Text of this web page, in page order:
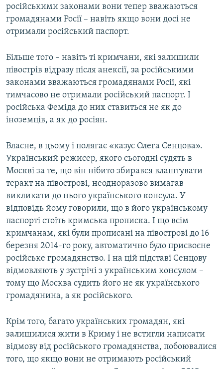
російськими законами вони тепер вважаються
громадянами Росії – навіть якщо вони досі не
отримали російський паспорт.
Більше того – навіть ті кримчани, які залишили
півострів відразу після анексії, за російськими
законами вважаються громадянами Росії, які
тимчасово не отримали російський паспорт. І
російська Феміда до них ставиться не як до
іноземців, а як до росіян.
Власне, в цьому і полягає «казус Олега Сенцова».
Український режисер, якого сьогодні судять в
Москві за те, що він нібито збирався влаштувати
теракт на півострові, неодноразово вимагав
викликати до нього українського консула. У
відповідь йому говорили, що в його українському
паспорті стоїть кримська прописка. І що всім
кримчанам, які були прописані на півострові до 16
березня 2014-го року, автоматично було присвоєне
російське громадянство. І на цій підставі Сенцову
відмовляють у зустрічі з українським консулом –
тому що Москва судить його не як українського
громадянина, а як російського.
Крім того, багато українських громадян, які
залишилися жити в Криму і не встигли написати
відмову від російського громадянства, побоювалися
того, що якщо вони не отримають російський